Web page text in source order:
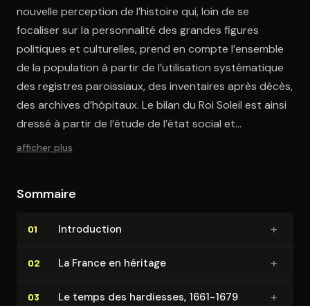
nouvelle perception de l’histoire qui, loin de se
focaliser sur la personnalité des grandes figures
politiques et culturelles, prend en compte l’ensemble
de la population à partir de l’utilisation systématique
des registres paroissiaux, des inventaires après décès,
des archives d’hôpitaux. Le bilan du Roi Soleil est ainsi
dressé à partir de l’étude de l’état social et
économique de l’État français sous son règne.
afficher plus
Sommaire
01 In­tro­duc­tion +
02 La France en héritage +
03 Le temps des hardiesses, 1661-1679 +